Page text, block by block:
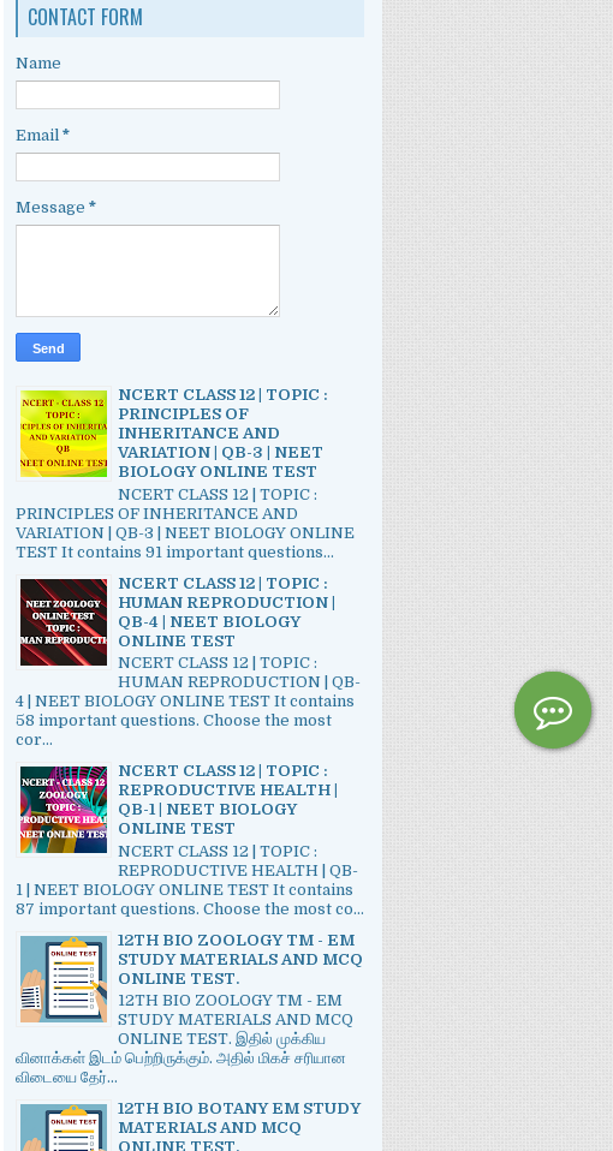
CONTACT FORM
Name
Email *
Message *
NCERT CLASS 12 | TOPIC :
PRINCIPLES OF
INHERITANCE AND
VARIATION | QB-3 | NEET
BIOLOGY ONLINE TEST
NCERT CLASS 12 | TOPIC :
PRINCIPLES OF INHERITANCE AND
VARIATION | QB-3 | NEET BIOLOGY ONLINE
TEST It contains 91 important questions...
NCERT CLASS 12 | TOPIC :
HUMAN REPRODUCTION |
QB-4 | NEET BIOLOGY
ONLINE TEST
NCERT CLASS 12 | TOPIC :
HUMAN REPRODUCTION | QB-
4 | NEET BIOLOGY ONLINE TEST It contains
58 important questions. Choose the most
cor...
NCERT CLASS 12 | TOPIC :
REPRODUCTIVE HEALTH |
QB-1 | NEET BIOLOGY
ONLINE TEST
NCERT CLASS 12 | TOPIC :
REPRODUCTIVE HEALTH | QB-
1 | NEET BIOLOGY ONLINE TEST It contains
87 important questions. Choose the most co...
12TH BIO ZOOLOGY TM - EM
STUDY MATERIALS AND MCQ
ONLINE TEST.
12TH BIO ZOOLOGY TM - EM
STUDY MATERIALS AND MCQ
ONLINE TEST. இதில் முக்கிய
வினாக்கள் இடம் பெற்றிருக்கும். அதில் மிகச் சரியான
விடையை தேர்...
12TH BIO BOTANY EM STUDY
MATERIALS AND MCQ
ONLINE TEST.